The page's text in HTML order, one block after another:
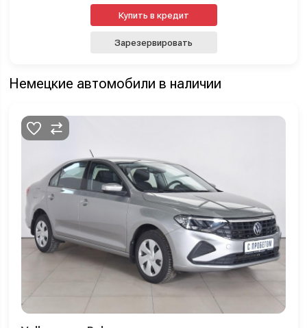
Купить в кредит
Зарезервировать
Немецкие автомобили в наличии